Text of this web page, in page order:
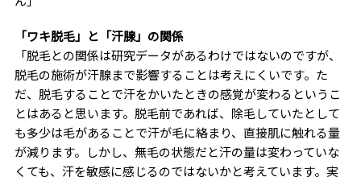
「ワキ脱毛」と「汗腺」の関係
「脱毛との関係は研究データがあるわけではないのですが、
脱毛の施術が汗腺まで影響することは考えにくいです。た
だ、脱毛することで汗をかいたときの感覚が変わるというこ
とはあると思います。脱毛前であれば、除毛していたとして
も多少は毛があることで汗が毛に絡まり、直接肌に触れる量
が減ります。しかし、無毛の状態だと汗の量は変わっていな
くても、汗を敏感に感じるのではないかと考えています。実